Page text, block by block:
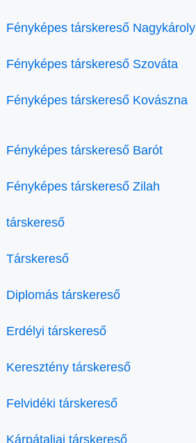
Fényképes társkereső Nagykároly
Fényképes társkereső Szováta
Fényképes társkereső Kovászna
Fényképes társkereső Barót
Fényképes társkereső Zilah
társkereső
Társkereső
Diplomás társkereső
Erdélyi társkereső
Keresztény társkereső
Felvidéki társkereső
Kárpátaljai társkereső